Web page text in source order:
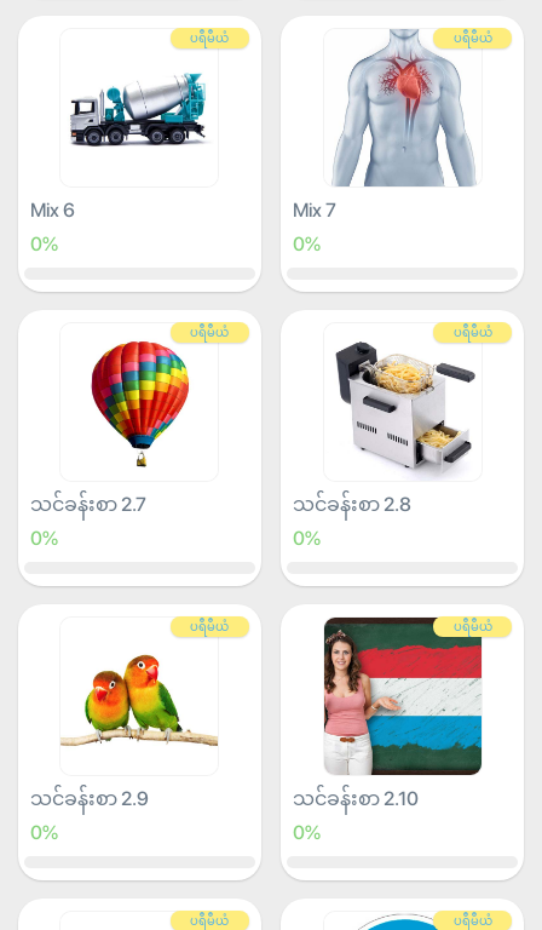
ပရီမီယံ
Mix 6
0%
ပရီမီယံ
Mix 7
0%
ပရီမီယံ
သင်ခန်းစာ 2.7
0%
ပရီမီယံ
သင်ခန်းစာ 2.8
0%
ပရီမီယံ
သင်ခန်းစာ 2.9
0%
ပရီမီယံ
သင်ခန်းစာ 2.10
0%
ပရီမီယံ ပရီမီယံ